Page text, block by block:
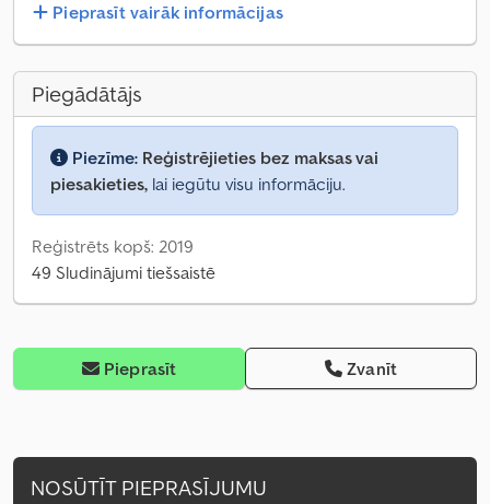
Pieprasīt vairāk informācijas
Piegādātājs
Piezīme: Reģistrējieties bez maksas vai
piesakieties, lai iegūtu visu informāciju.
Reģistrēts kopš: 2019
49 Sludinājumi tiešsaistē
Pieprasīt Zvanīt
NOSŪTĪT PIEPRASĪJUMU